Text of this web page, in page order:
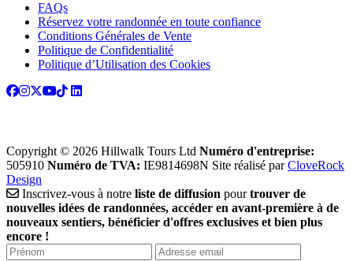
FAQs
Réservez votre randonnée en toute confiance
Conditions Générales de Vente
Politique de Confidentialité
Politique d’Utilisation des Cookies
Copyright © 2026 Hillwalk Tours Ltd Numéro d'entreprise:
505910 Numéro de TVA: IE9814698N Site réalisé parCloveRock
Design
Inscrivez-vous à notre liste de diffusion pourtrouver de
nouvelles idées de randonnées, accéder en avant-première à de
nouveaux sentiers, bénéficier d'offres exclusives et bien plus
encore !